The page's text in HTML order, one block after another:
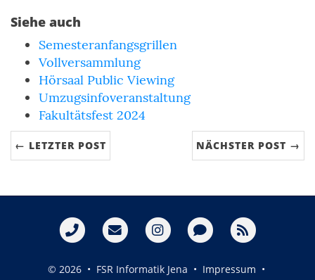
Siehe auch
Semesteranfangsgrillen
Vollversammlung
Hörsaal Public Viewing
Umzugsinfoveranstaltung
Fakultätsfest 2024
← LETZTER POST NÄCHSTER POST →
© 2026 • FSR Informatik Jena • Impressum •